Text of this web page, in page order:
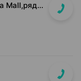
ул. Братская, д. 18, пом. 99 (ТРЦ Avia Mall,рядом с гипермаркетом Green)